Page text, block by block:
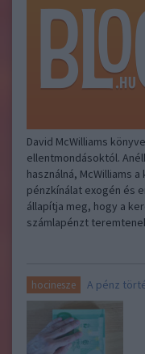
David McWilliams
ellentmondásoktól.
használná, McWilliams
pénzkínálat exogén és
állapítja meg, hogy a
számlapénzt
hocinesze A pénz